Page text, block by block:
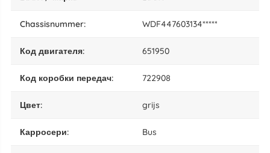
chassisnummer: WDF447603134*****
код двигателя: 651950
код коробки передач: 722908
цвет: grijs
карросери: Bus